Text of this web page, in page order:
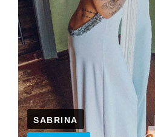
SABRINA